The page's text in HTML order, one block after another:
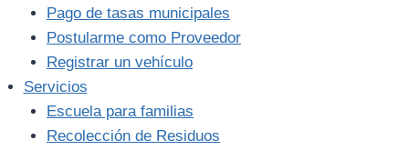
Pago de tasas municipales
Postularme como Proveedor
Registrar un vehículo
Servicios
Escuela para familias
Recolección de Residuos